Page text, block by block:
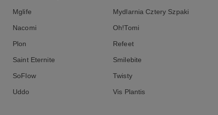
Mglife Mydlarnia Cztery Szpaki
Nacomi Oh!Tomi
Plon Refeet
Saint Eternite Smilebite
SoFlow Twisty
Uddo Vis Plantis